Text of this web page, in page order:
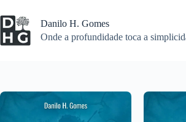
para
o
conteúdo
Danilo H. Gomes
Onde a profundidade toca a